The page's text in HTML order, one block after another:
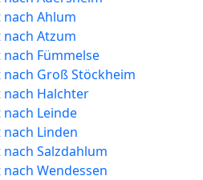
Ahlum
Atzum
Fümmelse
Groß Stöckheim
Halchter
Leinde
Linden
Salzdahlum
Wendessen